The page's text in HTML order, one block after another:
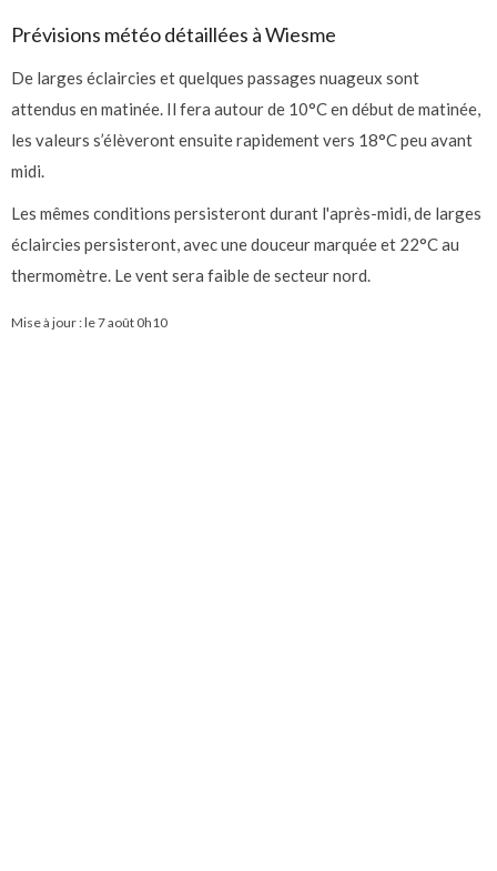
Prévisions météo détaillées à Wiesme
De larges éclaircies et quelques passages nuageux sont
attendus en matinée. Il fera autour de 10°C en début de matinée,
les valeurs s’élèveront ensuite rapidement vers 18°C peu avant
midi.
Les mêmes conditions persisteront durant l'après-midi, de larges
éclaircies persisteront, avec une douceur marquée et 22°C au
thermomètre. Le vent sera faible de secteur nord.
Mise à jour : le7 août 0h10